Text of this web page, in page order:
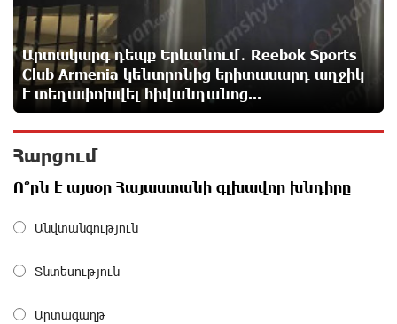
Միայն հանրային մեծ աջակցության պարագայում
ընդդիմությունը կկարողանա օրակարգ թելադրել.
Արեգ Սավգուլյան
«ՀայաՔվեի» տարածքային գրասենյակները
շարունակում են կահավորվել Ավետիք Չալաբյանի
ազատ արձակումը պահանջող պաստառներով
համատեղում են արևային վահանակները
Արտակարգ դեպք Երևանում․ Reebok Sports
Club Armenia կենտրոնից երիտասարդ աղջիկ
է տեղափոխվել հիվանդանոց...
Հարցում
Ո՞րն է այսօր Հայաստանի գլխավոր խնդիրը
Անվտանգություն
Տնտեսություն
Արտագաղթ